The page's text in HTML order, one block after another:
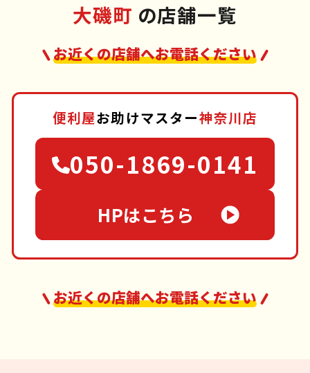
大磯町 の店舗一覧
お近くの店舗へお電話ください
便利屋お助けマスター神奈川店
050-1869-0141
HPはこちら
お近くの店舗へお電話ください